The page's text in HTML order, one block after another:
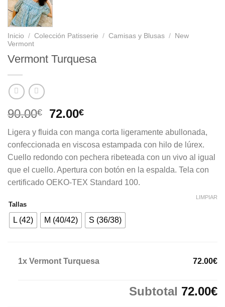
Inicio / Colección Patisserie / Camisas y Blusas /
New
Vermont
Vermont Turquesa
90.00€
El
original
era:
90.00€.
72.00€El
actual
es:
72.00€.
Ligera y fluida con manga corta ligeramente abullonada,
confeccionada en viscosa estampada con hilo de lúrex.
Cuello redondo con pechera ribeteada con un vivo al igual
que el cuello. Apertura con botón en la espalda. Tela con
certificado OEKO-TEX Standard 100.
Tallas
L (42) M (40/42) S (36/38)
LIMPIAR
1x Vermont Turquesa 72.00€
Subtotal 72.00€